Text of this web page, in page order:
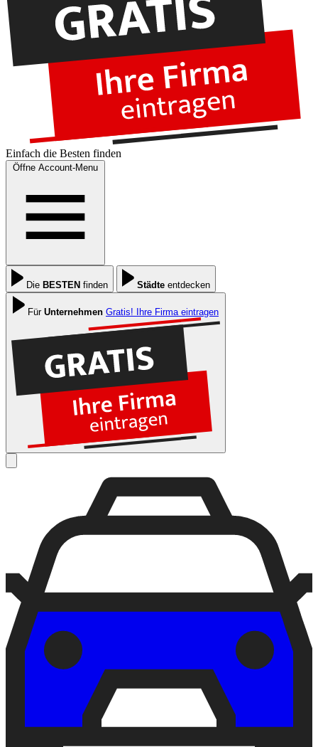
Einfach die Besten finden
Öffne Account-Menu
Die BESTEN finden Städte entdecken
Für Unternehmen Gratis! Ihre Firma eintragen